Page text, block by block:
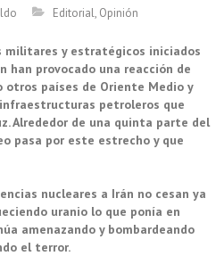
Editorial, Opinión
militares y estratégicos iniciados
han provocado una reacción de
países de Oriente Medio y
petroleros que
Alrededor de una quinta parte del
pasa por este estrecho y que
nucleares a Irán no cesan ya
uranio lo que ponía en
amenazando y bombardeando
el terror.